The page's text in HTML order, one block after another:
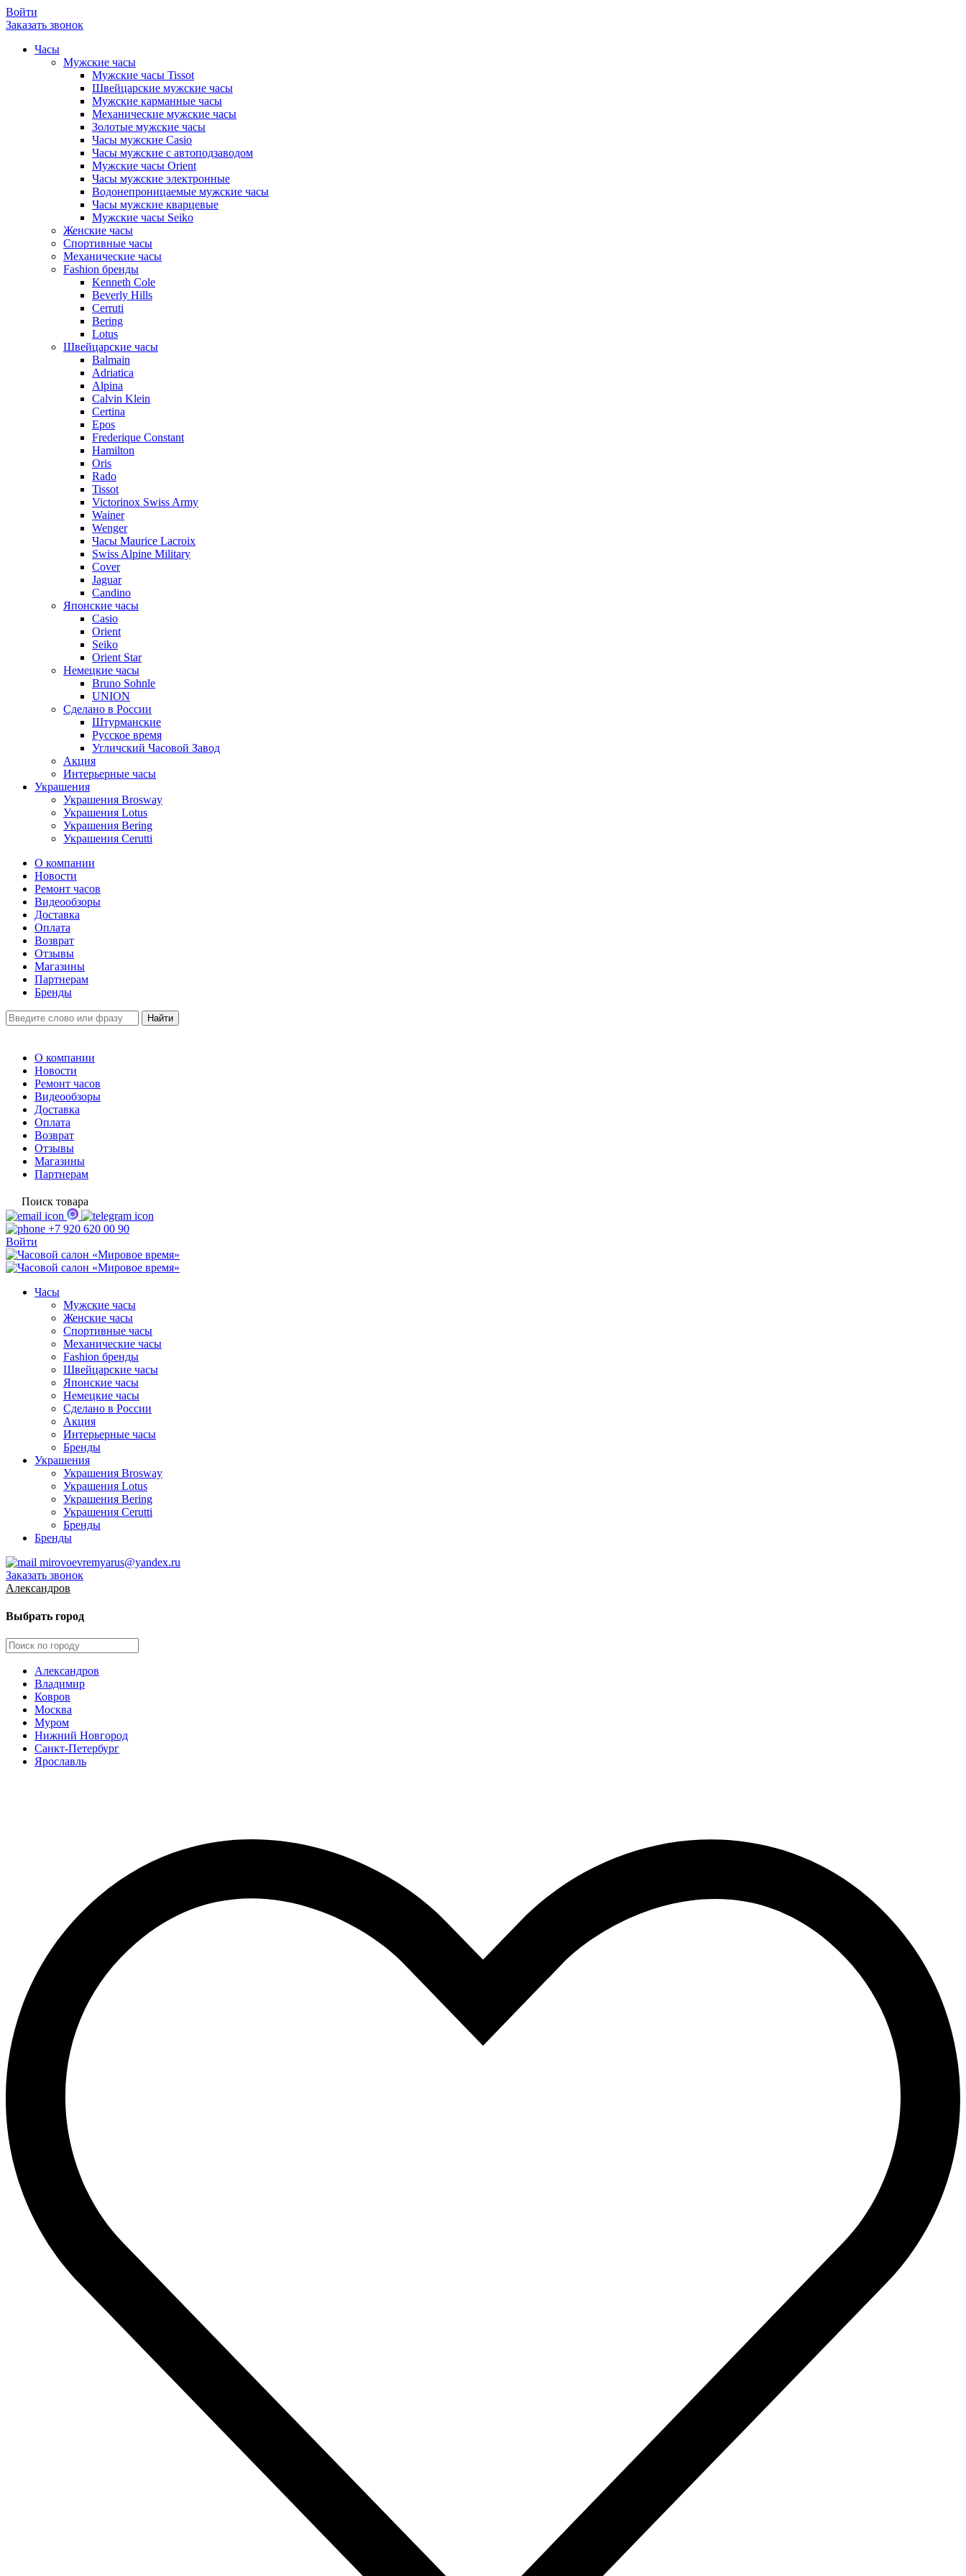
Войти
Заказать звонок
Часы
Мужские часы
Мужские часы Tissot
Швейцарские мужские часы
Мужские карманные часы
Механические мужские часы
Золотые мужские часы
Часы мужские Casio
Часы мужские с автоподзаводом
Мужские часы Orient
Часы мужские электронные
Водонепроницаемые мужские часы
Часы мужские кварцевые
Мужские часы Seiko
Женские часы
Спортивные часы
Механические часы
Fashion бренды
Kenneth Cole
Beverly Hills
Cerruti
Bering
Lotus
Швейцарские часы
Balmain
Adriatica
Alpina
Calvin Klein
Certina
Epos
Frederique Constant
Hamilton
Oris
Rado
Tissot
Victorinox Swiss Army
Wainer
Wenger
Часы Maurice Lacroix
Swiss Alpine Military
Cover
Jaguar
Candino
Японские часы
Casio
Orient
Seiko
Orient Star
Немецкие часы
Bruno Sohnle
UNION
Сделано в России
Штурманские
Русское время
Угличский Часовой Завод
Акция
Интерьерные часы
Украшения
Украшения Brosway
Украшения Lotus
Украшения Bering
Украшения Cerutti
О компании
Новости
Ремонт часов
Видеообзоры
Доставка
Оплата
Возврат
Отзывы
Магазины
Партнерам
Бренды
О компании
Новости
Ремонт часов
Видеообзоры
Доставка
Оплата
Возврат
Отзывы
Магазины
Партнерам
Поиск товара
+7 920 620 00 90
Войти
Часы
Мужские часы
Женские часы
Спортивные часы
Механические часы
Fashion бренды
Швейцарские часы
Японские часы
Немецкие часы
Сделано в России
Акция
Интерьерные часы
Бренды
Украшения
Украшения Brosway
Украшения Lotus
Украшения Bering
Украшения Cerutti
Бренды
Бренды
mirovoevremyarus@yandex.ru
Заказать звонок
Александров
Выбрать город
Александров
Владимир
Ковров
Москва
Муром
Нижний Новгород
Санкт-Петербург
Ярославль